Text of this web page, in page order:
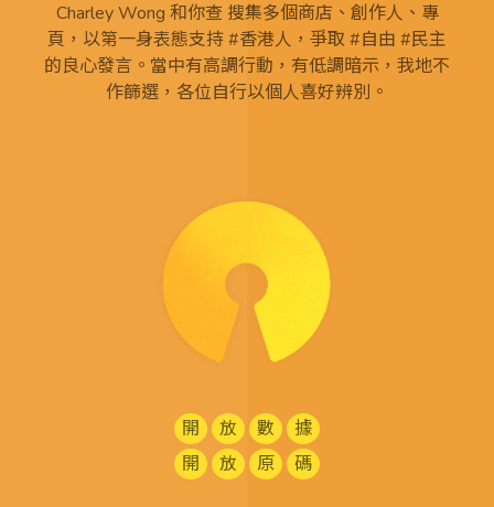
Charley Wong 和你查 搜集多個商店、創作人、專
頁，以第一身表態支持 #香港人，爭取 #自由 #民主
的良心發言。當中有高調行動，有低調暗示，我地不
作篩選，各位自行以個人喜好辨別。
開 放 數
據
開
放 原 碼